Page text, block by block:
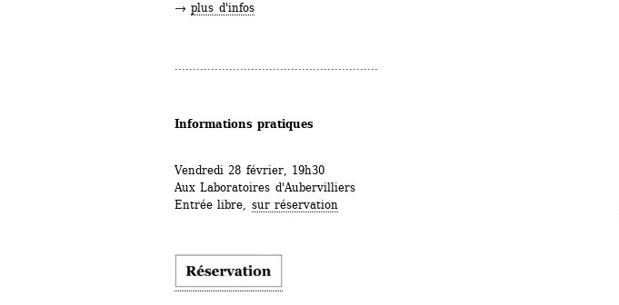
→ plus d'infos
........................................................
Informations pratiques
Vendredi 28 février, 19h30
Aux Laboratoires d'Aubervilliers
Entrée libre, sur réservation